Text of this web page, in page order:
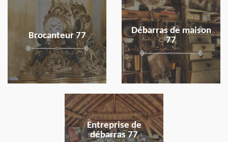
Brocanteur 77
en savoir plus
Débarras de maison
77
en savoir plus
Entreprise de
débarras 77
en savoir plus